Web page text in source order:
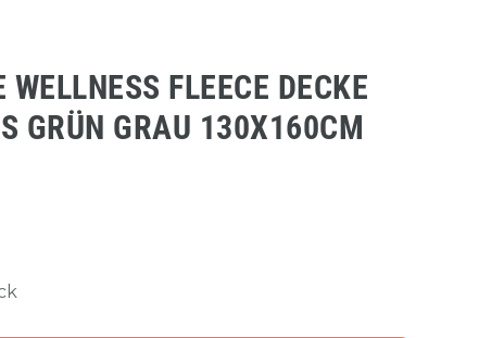
WELLNESS FLEECE DECKE
GRÜN GRAU 130X160CM